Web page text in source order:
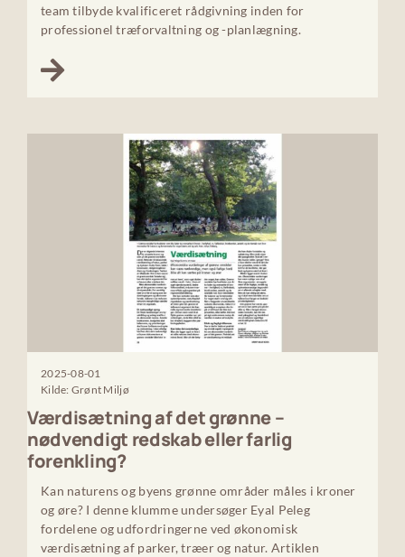
team tilbyde kvalificeret rådgivning inden for
professionel træforvaltning og -planlægning.
2025-08-01
Kilde: Grønt Miljø
Værdisætning af det grønne –
nødvendigt redskab eller farlig
forenkling?
Kan naturens og byens grønne områder måles i kroner
og øre? I denne klumme undersøger Eyal Peleg
fordelene og udfordringerne ved økonomisk
værdisætning af parker, træer og natur. Artiklen